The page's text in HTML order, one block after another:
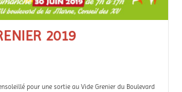
2019
pour une sortie au Vide Grenier du Boulevard